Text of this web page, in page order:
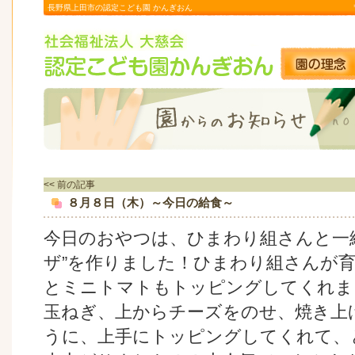
長野県上田市の認定こども園 かんぎおん
<< 前の記事
８月８日（木）～今日の給食～
今日のおやつは、ひまわり組さんと一
ザ”を作りました！ひまわり組さんが
とミニトマトもトッピングしてくれ
玉ねぎ、上からチーズをのせ、焼き
うに、上手にトッピングしてくれて